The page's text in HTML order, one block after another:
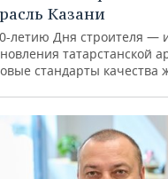
Казани
летию Дня строителя —
татарстанской
стандарты качества